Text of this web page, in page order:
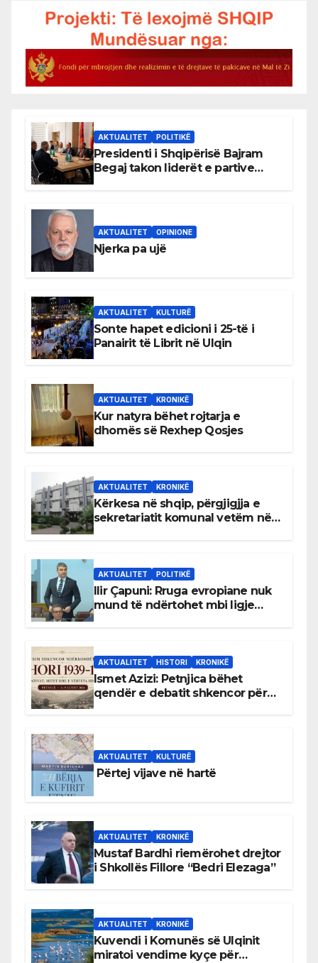
AKTUALITET POLITIKË
Presidenti i Shqipërisë Bajram
Begaj takon liderët e partive
AKTUALITET OPINIONE
Njerka pa ujë
AKTUALITET KULTURË
Sonte hapet edicioni i 25-të i
Panairit të Librit në Ulqin
AKTUALITET KRONIKË
Kur natyra bëhet rojtarja e
dhomës së Rexhep Qosjes
AKTUALITET KRONIKË
Kërkesa në shqip, përgjigjja e
sekretariatit komunal vetëm në
AKTUALITET POLITIKË
Ilir Çapuni: Rruga evropiane nuk
mund të ndërtohet mbi ligje
AKTUALITET HISTORI KRONIKË
Ismet Azizi: Petnjica bëhet
qendër e debatit shkencor për
AKTUALITET KULTURË
Përtej vijave në hartë
AKTUALITET KRONIKË
Mustaf Bardhi riemërohet drejtor
i Shkollës Fillore “Bedri Elezaga”
AKTUALITET KRONIKË
Kuvendi i Komunës së Ulqinit
miratoi vendime kyçe për